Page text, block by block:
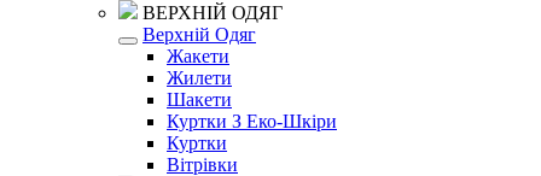
ВЕРХНІЙ ОДЯГ
Верхній Одяг
Жакети
Жилети
Шакети
Куртки З Еко-Шкіри
Куртки
Вітрівки